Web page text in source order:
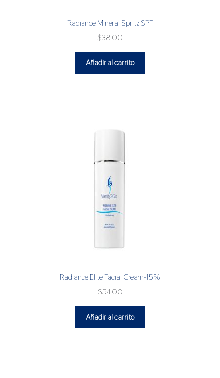
Radiance Mineral Spritz SPF
$38.00
Añadir al carrito
Radiance Elite Facial Cream-15%
$54.00
Añadir al carrito